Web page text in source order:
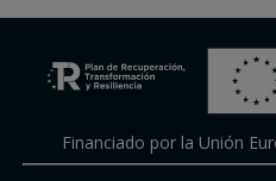
Financiado por la Unión